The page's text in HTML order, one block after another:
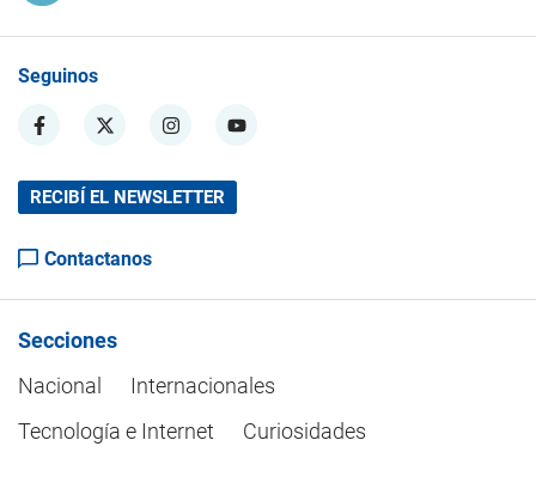
Seguinos
RECIBÍ EL NEWSLETTER
Contactanos
Secciones
Nacional
Internacionales
Tecnología e Internet
Curiosidades